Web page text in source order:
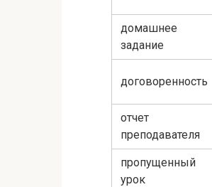
домашнее
задание
договоренность
отчет
преподавателя
пропущенный
урок